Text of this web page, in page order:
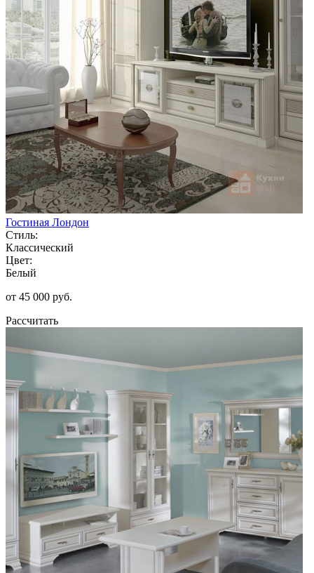
Гостиная Лондон
Стиль:
Классический
Цвет:
Белый
от 45 000 руб.
Рассчитать